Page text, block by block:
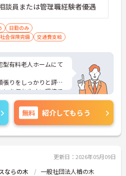
談員または管理職経験者優遇
日勤のみ
社会保険完備 交通費支給
型有料老人ホームにて
りをしっかりと評価
ンを保ちやすい環境で
ライフステージに応
ことができます◎
介護職までお問い合わ
無料 紹介してもらう
更新日：2026年05月09日
ならの木 一般社団法人楢の木